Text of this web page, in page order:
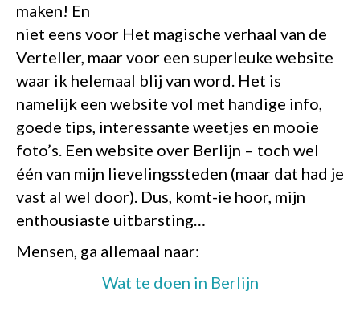
maken! En
niet eens voor Het magische verhaal van de
Verteller, maar voor een superleuke website
waar ik helemaal blij van word. Het is
namelijk een website vol met handige info,
goede tips, interessante weetjes en mooie
foto’s. Een website over Berlijn – toch wel
één van mijn lievelingssteden (maar dat had je
vast al wel door). Dus, komt-ie hoor, mijn
enthousiaste uitbarsting…
Mensen, ga allemaal naar:
Wat te doen in Berlijn